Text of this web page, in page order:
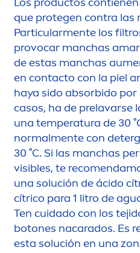
que protegen contra las
Particularmente los
provocar manchas
de estas manchas au
en contacto con la piel
haya sido absorbido por
casos, ha de prelavarse
una temperatura de 30
normalmente con
30 ˚C. Si las manchas
visibles, te recomen
una solución de ácido
cítrico para 1 litro de
Ten cuidado con los
botones nacarados. Es
esta solución en una